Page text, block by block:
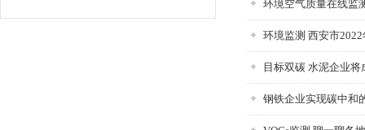
环境空气质量在线监
环境监测 西安市
目标双碳 水泥企业
钢铁企业实现碳中和